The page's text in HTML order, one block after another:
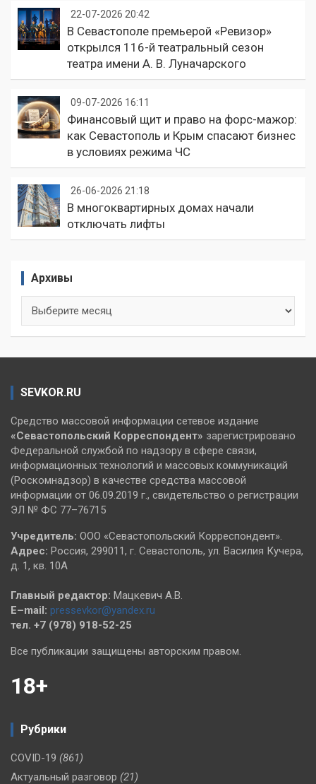
22-07-2026 20:42
В Севастополе премьерой «Ревизор»
открылся 116-й театральный сезон
театра имени А. В. Луначарского
09-07-2026 16:11
Финансовый щит и право на форс-мажор:
как Севастополь и Крым спасают бизнес
в условиях режима ЧС
26-06-2026 21:18
В многоквартирных домах начали
отключать лифты
Архивы
SEVKOR.RU
Средство массовой информации сетевое издание
«Севастопольский Корреспондент» зарегистрировано
Федеральной службой по надзору в сфере связи,
информационных технологий и массовых коммуникаций
(Роскомнадзор) в качестве средства массовой
информации от 06.09.2019 г., свидетельство о регистрации
ЭЛ № ФС 77–76715
Учредитель: ООО «Севастопольский Корреспондент».
Адрес: Россия, 299011, г. Севастополь, ул. Василия Кучера,
д. 1, кв. 10А
Главный редактор: Мацкевич А.В.
E–mail: pressevkor@yandex.ru
тел. +7 (978) 918-52-25
Все публикации защищены авторским правом.
18+
Рубрики
COVID-19 (861)
Актуальный разговор (21)